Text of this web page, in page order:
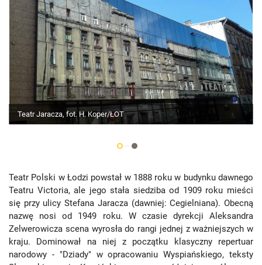
Teatr Jaracza, fot. H. Koper/ŁOT
Teatr Polski w Łodzi powstał w 1888 roku w budynku dawnego
Teatru Victoria, ale jego stała siedziba od 1909 roku mieści
się przy ulicy Stefana Jaracza (dawniej: Cegielniana). Obecną
nazwę nosi od 1949 roku. W czasie dyrekcji Aleksandra
Zelwerowicza scena wyrosła do rangi jednej z ważniejszych w
kraju. Dominował na niej z początku klasyczny repertuar
narodowy - "Dziady" w opracowaniu Wyspiańskiego, teksty